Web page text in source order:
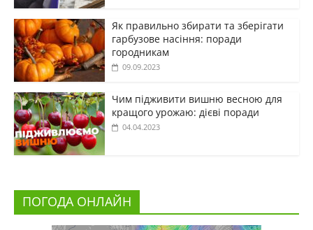
Як правильно збирати та зберігати
гарбузове насіння: поради
городникам
09.09.2023
Чим підживити вишню весною для
кращого урожаю: дієві поради
04.04.2023
ПОГОДА ОНЛАЙН